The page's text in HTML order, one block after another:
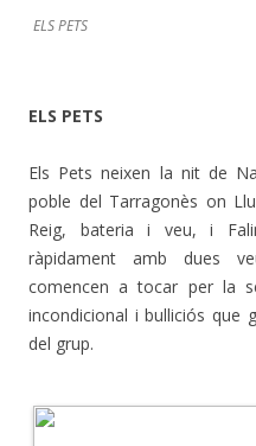
ELS PETS
ELS PETS
Els Pets neixen la nit de
poble del Tarragonès on
Reig, bateria i veu, i
ràpidament amb dues
comencen a tocar per la
incondicional i bulliciós que
del grup.